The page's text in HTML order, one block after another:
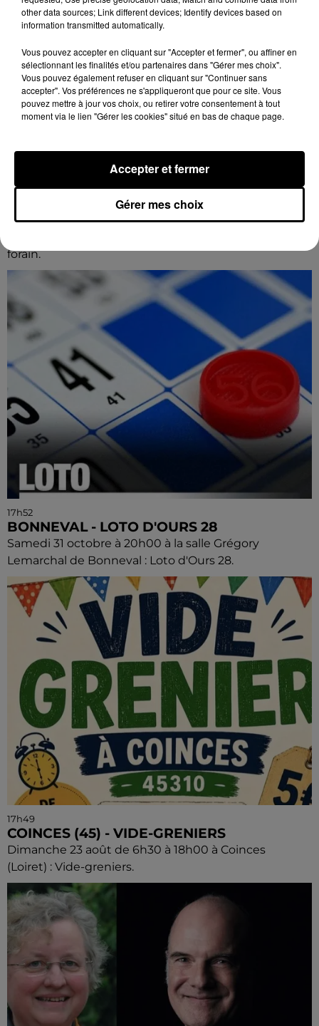
18h15
CHARTRES - VENTE AUX ENCHÈRES :
AUTOMATES, MUSIQUE MÉCANIQUE,...
Dimanche 6 décembre à 14h00 à la Galerie de
Chartres : vente aux enchères. Automates, musique
forain.
17h52
BONNEVAL - LOTO D'OURS 28
Samedi 31 octobre à 20h00 à la salle Grégory
Lemarchal de Bonneval : Loto d'Ours 28.
17h49
COINCES (45) - VIDE-GRENIERS
Dimanche 23 août de 6h30 à 18h00 à Coinces
(Loiret) : Vide-greniers.
other data sources; Link different devices; Identify devices based on
information transmitted automatically.
Vous pouvez accepter en cliquant sur "Accepter et fermer", ou affiner en
sélectionnant les finalités et/ou partenaires dans "Gérer mes choix".
Vous pouvez également refuser en cliquant sur "Continuer sans
accepter". Vos préférences ne s'appliqueront que pour ce site. Vous
pouvez mettre à jour vos choix, ou retirer votre consentement à tout
moment via le lien "Gérer les cookies" situé en bas de chaque page.
Gérer mes choix
Accepter et fermer